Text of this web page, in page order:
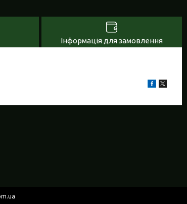
Інформація для замовлення